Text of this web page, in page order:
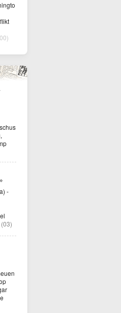
-
(03)